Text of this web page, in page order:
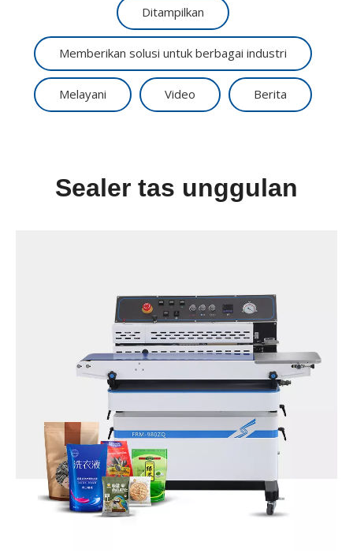
Ditampilkan
Memberikan solusi untuk berbagai industri
Melayani Video Berita
Sealer tas unggulan